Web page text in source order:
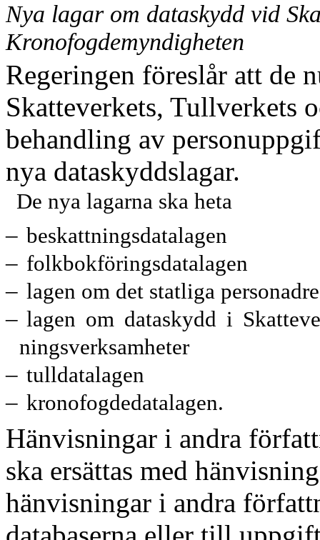
Nya lagar om dataskydd vid
Kronofogdemyndigheten
Regeringen föreslår att de
Skatteverkets, Tullverkets
behandling av
nya dataskyddslagar.
De nya lagarna ska heta
– beskattningsdatalagen
– folkbokföringsdatalagen
– lagen om det statliga
– lagen om dataskydd i
ningsverksamheter
– tulldatalagen
– kronofogdedatalagen.
Hänvisningar i andra
ska ersättas med
hänvisningar i andra